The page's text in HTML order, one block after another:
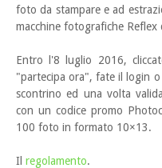
foto da stampare e ad
macchine fotografiche Reflex
Entro l'8 luglio 2016,
"partecipa ora", fate il login o
scontrino ed una volta
con un codice promo
100 foto in formato 10×13.
Il regolamento.